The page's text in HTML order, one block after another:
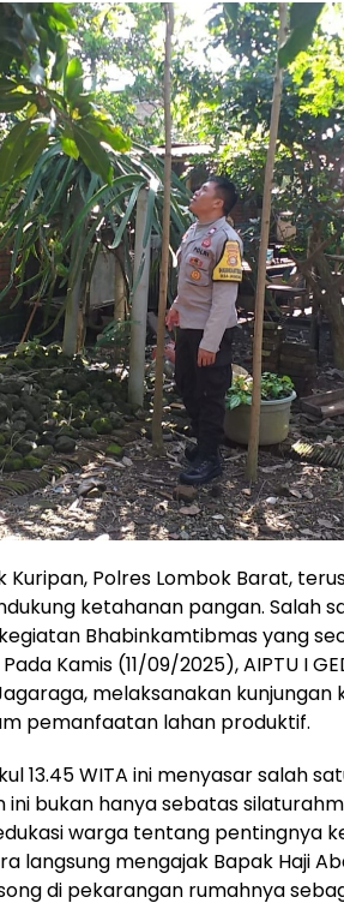
Kuripan, Polres Lombok Barat,
ketahanan pangan. Salah
Bhabinkamtibmas yang
Kamis (11/09/2025), AIPTU I
melaksanakan kunjungan
pemanfaatan lahan produktif.
13.45 WITA ini menyasar salah
ini bukan hanya sebatas
warga tentang pentingnya
langsung mengajak Bapak Haji
di pekarangan rumahnya